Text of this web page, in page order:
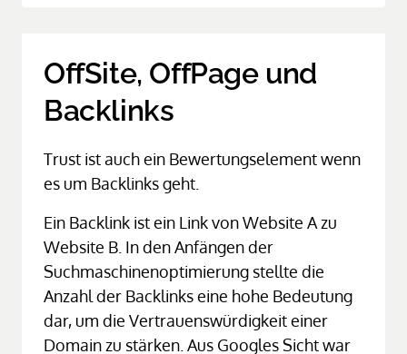
OffSite, OffPage und
Backlinks
Trust ist auch ein Bewertungselement wenn
es um Backlinks geht.
Ein Backlink ist ein Link von Website A zu
Website B. In den Anfängen der
Suchmaschinenoptimierung stellte die
Anzahl der Backlinks eine hohe Bedeutung
dar, um die Vertrauenswürdigkeit einer
Domain zu stärken. Aus Googles Sicht war